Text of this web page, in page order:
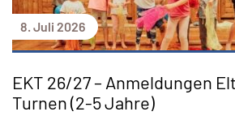
8. Juli 2026
EKT 26/27 – Anmeldungen
Turnen (2-5 Jahre)